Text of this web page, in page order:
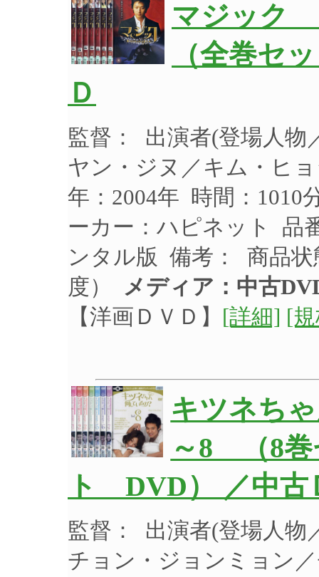
マジック
（全巻セ
Ｄ
監督： 出演者(登場人物
ヤン・ジヌ／キム・ヒ
年：2004年 時間：1010
ーカー：ハピネット 品
ンタル版 備考： 商品
度）
メディア：中古
【洋画ＤＶＤ】 [詳細] [
キツネち
～8 （8巻
ト DVD） ／中古
監督： 出演者(登場人物
チョン・ジョンミョン